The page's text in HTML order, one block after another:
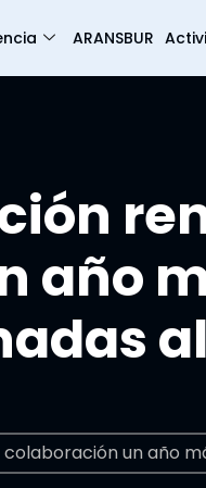
ARANSBUR
año
colaboración un año